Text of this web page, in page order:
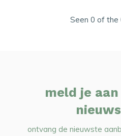
Seen 0 of the
meld je
ontvang de nieuwste